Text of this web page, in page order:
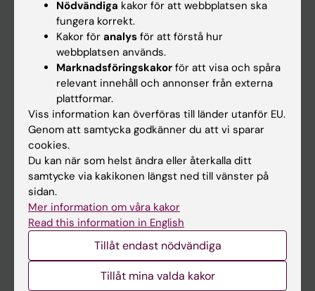
På gång
Nyheter
Kalender
Student
Ladok
Canvas
Schema
Studentmejlen
Kurs- och programwebbar
Student på KI
Nödvändiga kakor för att webbplatsen ska
fungera korrekt.
Kakor för analys för att förstå hur
webbplatsen används.
Marknadsföringskakor för att visa och spåra
relevant innehåll och annonser från externa
plattformar.
Viss information kan överföras till länder utanför EU.
Genom att samtycka godkänner du att vi sparar
cookies.
Du kan när som helst ändra eller återkalla ditt
samtycke via kakikonen längst ned till vänster på
sidan.
Mer information om våra kakor
Read this information in English
Tillåt endast nödvändiga
Tillåt mina valda kakor